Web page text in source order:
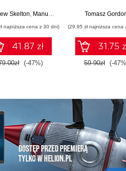
przepływu
Skelton, Manuel Pais Ruth Malan
najniższa cena z 30 dni)
41.87 zł
(-47%)
karierą i
Tomasz
(29,95 zł najniższa cena
31.75
59.90zł (-